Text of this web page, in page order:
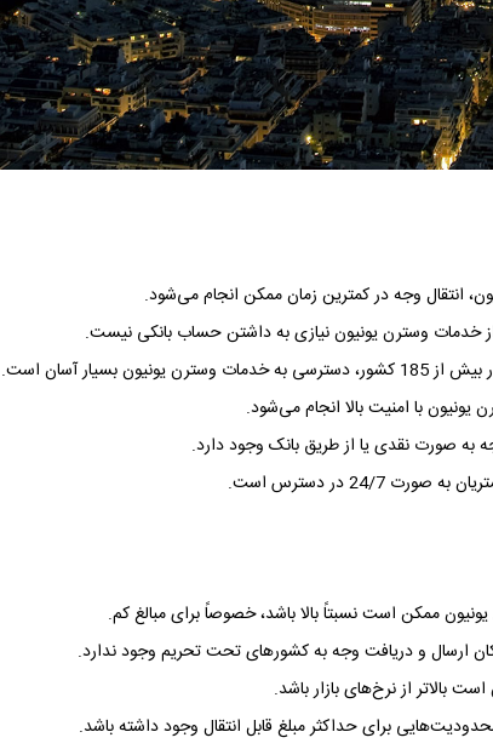
انتقال وجه در کمترین زمان ممکن انجام می‌شود.
از خدمات وسترن یونیون نیازی به داشتن حساب بانکی نیست.
.
یونیون با امنیت بالا انجام می‌شود.
به صورت نقدی یا از طریق بانک وجود دارد.
24/7 در دسترس است .
ممکن است نسبتاً بالا باشد، خصوصاً برای مبالغ کم.
ارسال و دریافت وجه به کشورهای تحت تحریم وجود ندارد.
بالاتر از نرخ‌های بازار باشد.
برای حداکثر مبلغ قابل انتقال وجود داشته باشد.